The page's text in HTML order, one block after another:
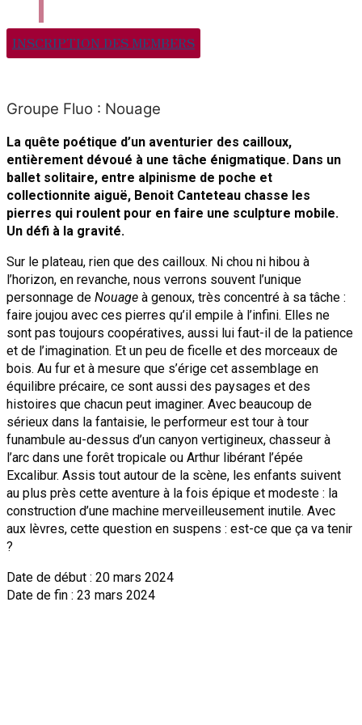
INSCRIPTION DES MEMBERS
Groupe Fluo : Nouage
La quête poétique d’un aventurier des cailloux,
entièrement dévoué à une tâche énigmatique. Dans un
ballet solitaire, entre alpinisme de poche et
collectionnite aiguë, Benoit Canteteau chasse les
pierres qui roulent pour en faire une sculpture mobile.
Un défi à la gravité.
Sur le plateau, rien que des cailloux. Ni chou ni hibou à
l’horizon, en revanche, nous verrons souvent l’unique
personnage de Nouage à genoux, très concentré à sa tâche :
faire joujou avec ces pierres qu’il empile à l’infini. Elles ne
sont pas toujours coopératives, aussi lui faut-il de la patience
et de l’imagination. Et un peu de ficelle et des morceaux de
bois. Au fur et à mesure que s’érige cet assemblage en
équilibre précaire, ce sont aussi des paysages et des
histoires que chacun peut imaginer. Avec beaucoup de
sérieux dans la fantaisie, le performeur est tour à tour
funambule au-dessus d’un canyon vertigineux, chasseur à
l’arc dans une forêt tropicale ou Arthur libérant l’épée
Excalibur. Assis tout autour de la scène, les enfants suivent
au plus près cette aventure à la fois épique et modeste : la
construction d’une machine merveilleusement inutile. Avec
aux lèvres, cette question en suspens : est-ce que ça va tenir
?
Date de début : 20 mars 2024
Date de fin : 23 mars 2024